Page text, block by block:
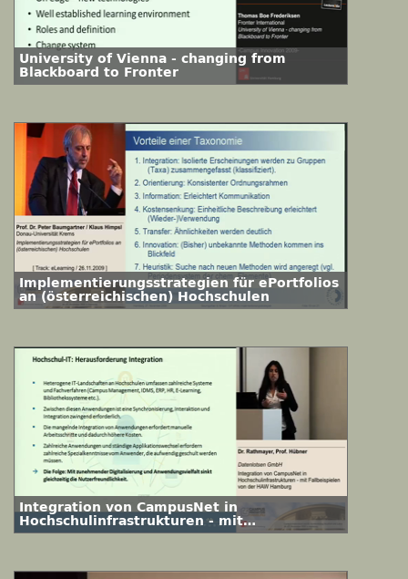
University of Vienna - changing from
Blackboard to Fronter
Implementierungsstrategien für ePortfolios
an (österreichischen) Hochschulen
Integration von CampusNet in
Hochschulinfrastrukturen - mit
Fallbeispielen von der HAW Hamburg